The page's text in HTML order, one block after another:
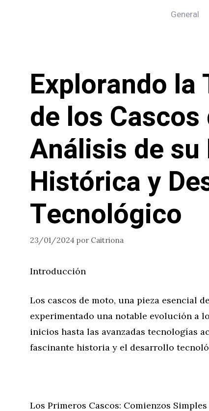
General
Explorando la
de los
Análisis de su
Histórica y
Tecnológico
23/01/2024 por Caitriona
Introducción
Los cascos de moto, una pieza esencial
experimentado una notable evolución a
inicios hasta las avanzadas tecnologías
fascinante historia y el desarrollo
Los Primeros Cascos: Comienzos Simples